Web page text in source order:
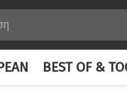
BEST OF &